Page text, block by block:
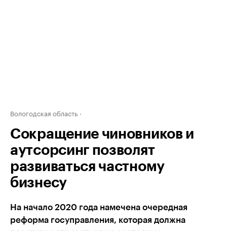
Вологодская область
Сокращение чиновников и
аутсорсинг позволят
развиваться частному
бизнесу
На начало 2020 года намечена очередная
реформа госуправления, которая должна